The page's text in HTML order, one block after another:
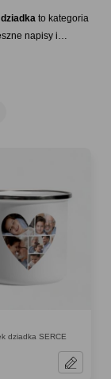
to kategoria
napisy i
będzie ciepłym
być zaparzona
dziadka SERCE